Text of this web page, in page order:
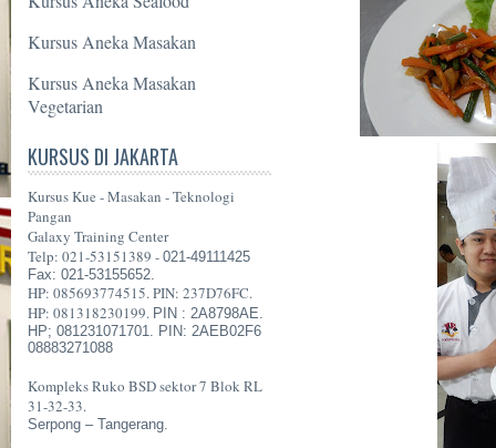
Kursus Aneka Masakan
Kursus Aneka Masakan
Vegetarian
KURSUS DI JAKARTA
Kursus Kue - Masakan - Teknologi
Pangan
Galaxy Training Center
Telp: 021-53151389 - 021-49111425
Fax: 021-53155652.
HP: 085693774515. PIN: 237D76FC.
HP: 081318230199. PIN : 2A8798AE.
HP; 081231071701. PIN: 2AEB02F6
08883271088
Kompleks Ruko BSD sektor 7 Blok RL
31-32-33.
Serpong – Tangerang.